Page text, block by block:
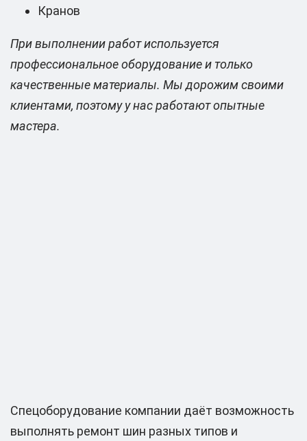
Кранов
При выполнении работ используется
профессиональное оборудование и только
качественные материалы. Мы дорожим своими
клиентами, поэтому у нас работают опытные
мастера.
Спецоборудование компании даёт возможность
выполнять ремонт шин разных типов и